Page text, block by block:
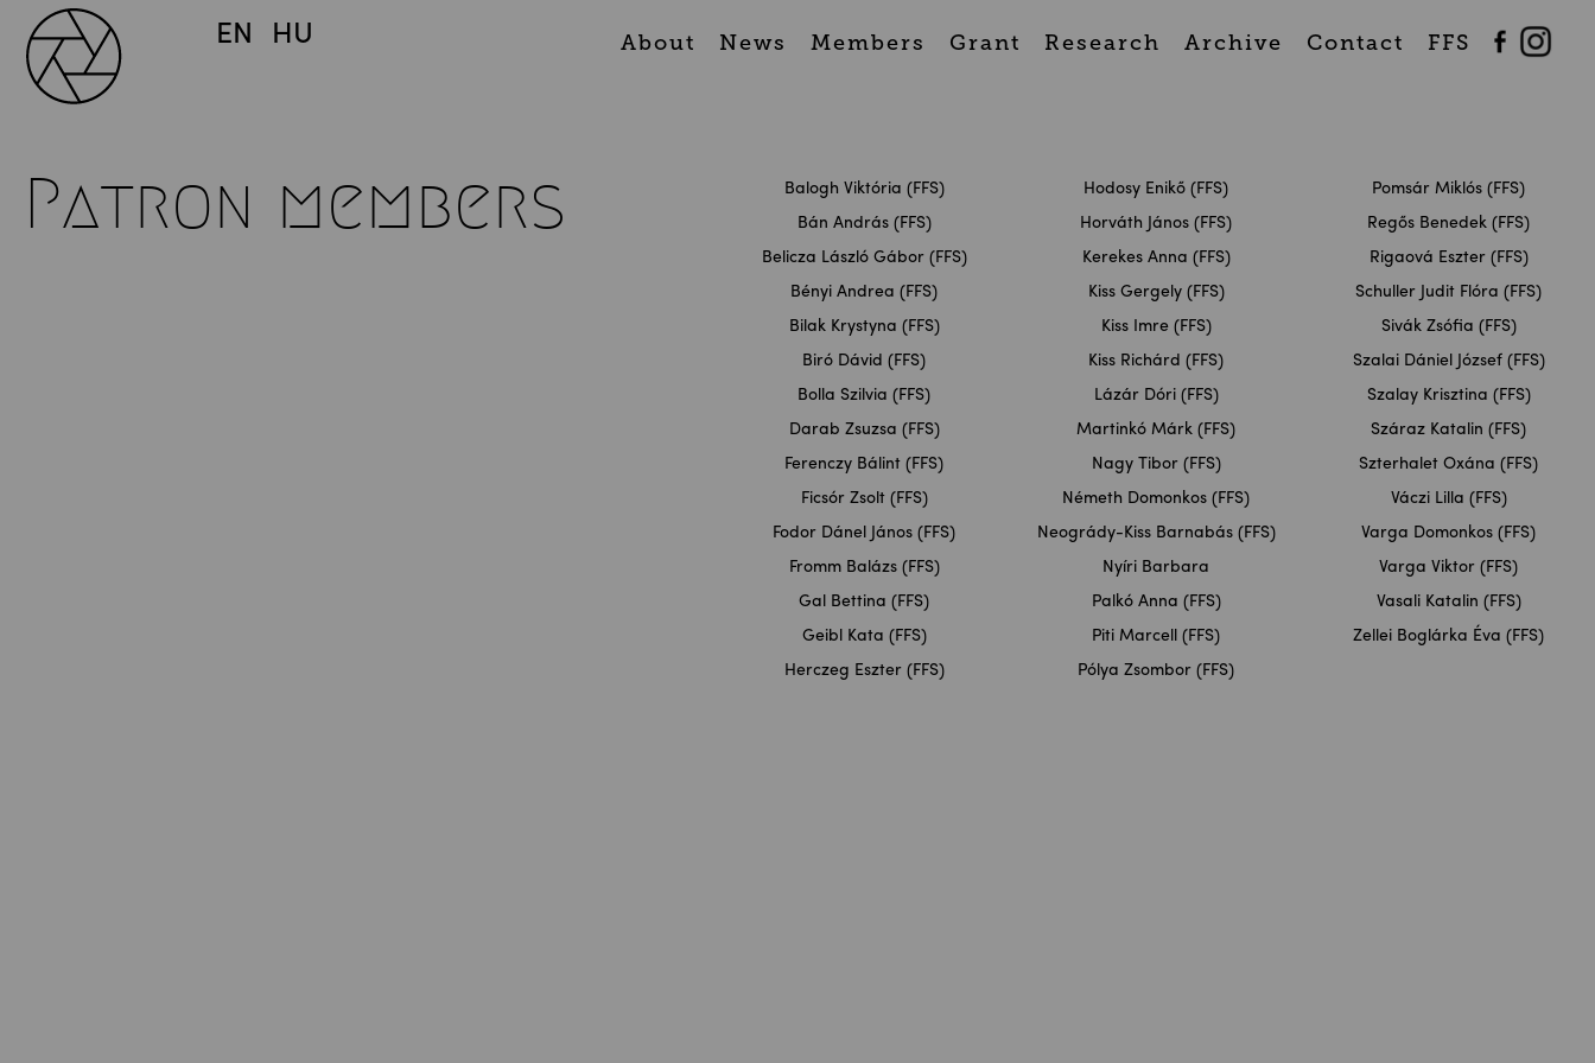
About News Members Grant Research Archive Contact FFS
HU
EN
Patron members
Balogh Viktória (FFS)
Bán András (FFS)
Belicza László Gábor (FFS)
Bényi Andrea (FFS)
Bilak Krystyna (FFS)
Biró Dávid (FFS)
Bolla Szilvia (FFS)
Darab Zsuzsa (FFS)
Ferenczy Bálint (FFS)
Ficsór Zsolt (FFS)
Fodor Dánel János (FFS)
Fromm Balázs (FFS)
Gal Bettina (FFS)
Geibl Kata (FFS)
Herczeg Eszter (FFS)
Hodosy Enikő (FFS)
Horváth János (FFS)
Kerekes Anna (FFS)
Kiss Gergely (FFS)
Kiss Imre (FFS)
Kiss Richárd (FFS)
Lázár Dóri (FFS)
Martinkó Márk (FFS)
Nagy Tibor (FFS)
Németh Domonkos (FFS)
Neogrády-Kiss Barnabás (FFS)
Nyíri Barbara
Palkó Anna (FFS)
Piti Marcell (FFS)
Pólya Zsombor (FFS)
Pomsár Miklós (FFS)
Regős Benedek (FFS)
Rigaová Eszter (FFS)
Schuller Judit Flóra (FFS)
Sivák Zsófia (FFS)
Szalai Dániel József (FFS)
Szalay Krisztina (FFS)
Száraz Katalin (FFS)
Szterhalet Oxána (FFS)
Váczi Lilla (FFS)
Varga Domonkos (FFS)
Varga Viktor (FFS)
Vasali Katalin (FFS)
Zellei Boglárka Éva (FFS)